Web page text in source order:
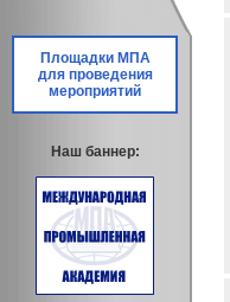
Площадки МПА
для проведения
мероприятий
Наш баннер: